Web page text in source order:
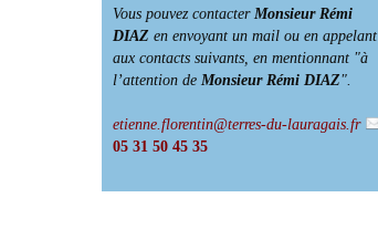
Vous pouvez contacter Monsieur Rémi
DIAZ en envoyant un mail ou en appelant
aux contacts suivants, en mentionnant "à
l’attention de Monsieur Rémi DIAZ".
etienne.florentin@terres-du-lauragais.fr
05 31 50 45 35